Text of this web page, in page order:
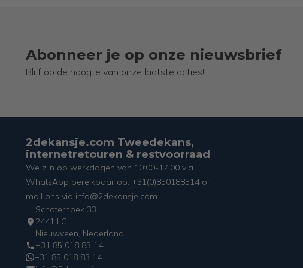
Abonneer je op onze nieuwsbrief
Blijf op de hoogte van onze laatste acties!
2dekansje.com Tweedekans,
internetretouren & restvoorraad
We zijn op werkdagen van 10:00-17:00 via
WhatsApp bereikbaar op: +31(0)850188314 of
mail ons via info@2dekansje.com
Schoterhoek 33
2441 LC
Nieuwveen, Nederland
+31 85 018 83 14
+31 85 018 83 14